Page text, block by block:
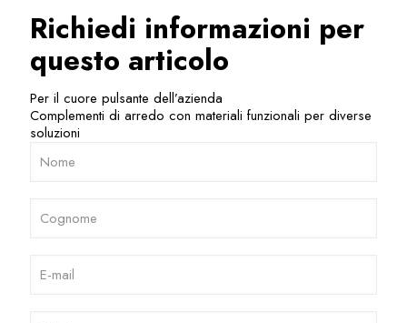
Richiedi informazioni per
questo articolo
Per il cuore pulsante dell’azienda
Complementi di arredo con materiali funzionali per diverse
soluzioni